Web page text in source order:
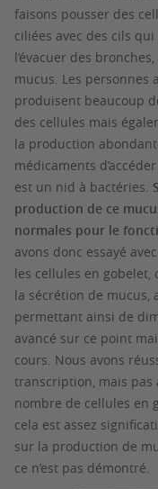
faisons pousser des
ciliées avec des cils
l’évacuer des
mucus. Les personnes
produisent beaucoup
des cellules mais
la production
médicaments
est un nid à bactéries.
production de ce
normales pour le
avons donc essayé
les cellules en gobelet,
la sécrétion de
permettant ainsi de
avancé sur ce point
cours. Nous avons
transcription, mais
nombre de cellules en
cela est assez
sur la production de
ce n’est pas démontré.